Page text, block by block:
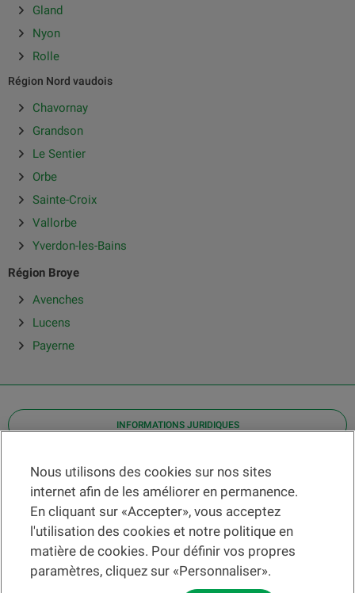
Gland
Nyon
Rolle
Région Nord vaudois
Chavornay
Grandson
Le Sentier
Orbe
Sainte-Croix
Vallorbe
Yverdon-les-Bains
Région Broye
Avenches
Lucens
Payerne
INFORMATIONS JURIDIQUES
Contact
Localiser une agence
Aide
Actualités
Taux de change
Nous utilisons des cookies sur nos sites
internet afin de les améliorer en permanence.
En cliquant sur «Accepter», vous acceptez
l'utilisation des cookies et notre politique en
matière de cookies. Pour définir vos propres
paramètres, cliquez sur «Personnaliser».